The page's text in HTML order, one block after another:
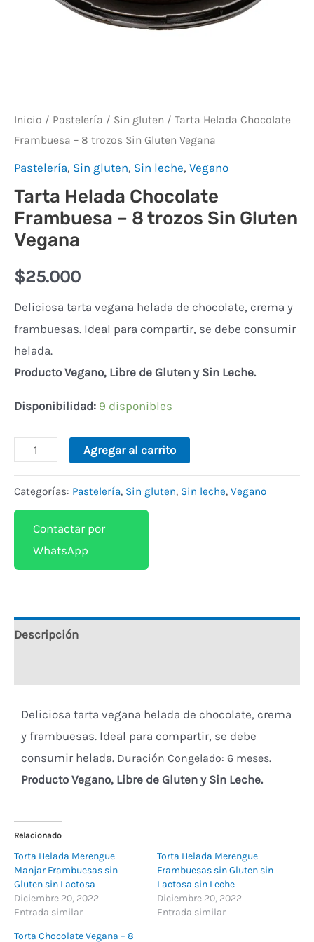
Inicio / Pastelería / Sin gluten / Tarta Helada Chocolate
Frambuesa – 8 trozos Sin Gluten Vegana
Pastelería, Sin gluten, Sin leche, Vegano
Tarta Helada Chocolate
Frambuesa – 8 trozos Sin Gluten
Vegana
$25.000
Deliciosa tarta vegana helada de chocolate, crema y
frambuesas. Ideal para compartir, se debe consumir
helada.
Producto Vegano, Libre de Gluten y Sin Leche.
Disponibilidad: 9 disponibles
Agregar al carrito
Categorías: Pastelería, Sin gluten, Sin leche, Vegano
Contactar por
WhatsApp
Descripción
Deliciosa tarta vegana helada de chocolate, crema
y frambuesas. Ideal para compartir, se debe
consumir helada. Duración Congelado: 6 meses.
Producto Vegano, Libre de Gluten y Sin Leche.
Relacionado
Torta Helada Merengue
Manjar Frambuesas sin
Gluten sin Lactosa
Diciembre 20, 2022
Entrada similar
Torta Helada Merengue
Frambuesas sin Gluten sin
Lactosa sin Leche
Diciembre 20, 2022
Entrada similar
Torta Chocolate Vegana – 8